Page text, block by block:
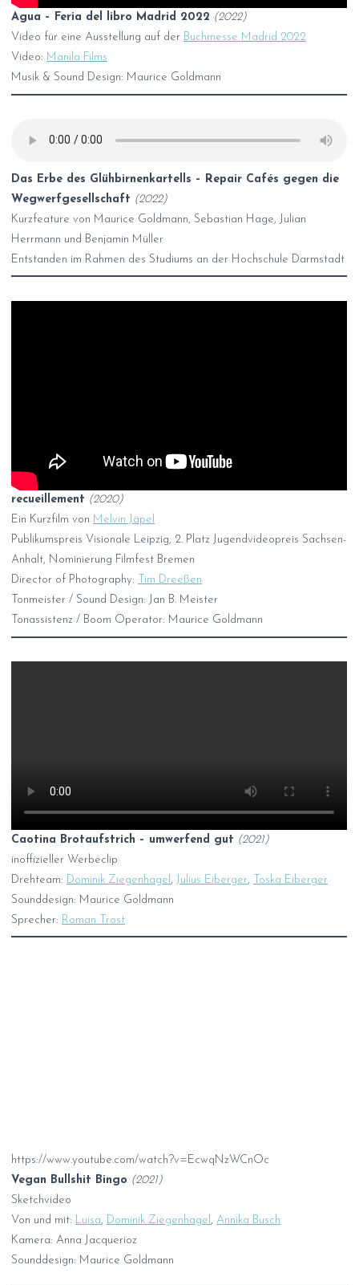
Agua – Feria del libro Madrid 2022 (2022)
Video für eine Ausstellung auf der Buchmesse Madrid 2022
Video: Manila Films
Musik & Sound Design: Maurice Goldmann
Das Erbe des Glühbirnenkartells – Repair Cafés gegen die
Wegwerfgesellschaft (2022)
Kurzfeature von Maurice Goldmann, Sebastian Hage, Julian
Herrmann und Benjamin Müller
Entstanden im Rahmen des Studiums an der Hochschule Darmstadt
recueillement (2020)
Ein Kurzfilm von Melvin Jäpel
Publikumspreis Visionale Leipzig, 2. Platz Jugendvideopreis Sachsen-
Anhalt, Nominierung Filmfest Bremen
Director of Photography: Tim Dreeßen
Tonmeister / Sound Design: Jan B. Meister
Tonassistenz / Boom Operator: Maurice Goldmann
Caotina Brotaufstrich – umwerfend gut (2021)
inoffizieller Werbeclip
Drehteam: Dominik Ziegenhagel , Julius Eiberger,
Toska Eiberger
Sounddesign: Maurice Goldmann
Sprecher: Roman Trost
https://www.youtube.com/watch?v=EcwqNzWCnOc
Vegan Bullshit Bingo (2021)
Sketchvideo
Von und mit: Luisa, Dominik Ziegenhagel , Annika Busch
Kamera: Anna Jacquerioz
Sounddesign: Maurice Goldmann